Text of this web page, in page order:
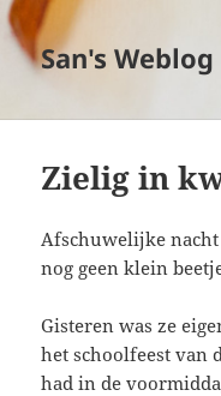
San's Weblog
Zielig in
Afschuwelijke
nog geen klein
Gisteren was ze
het schoolfeest van
had in de